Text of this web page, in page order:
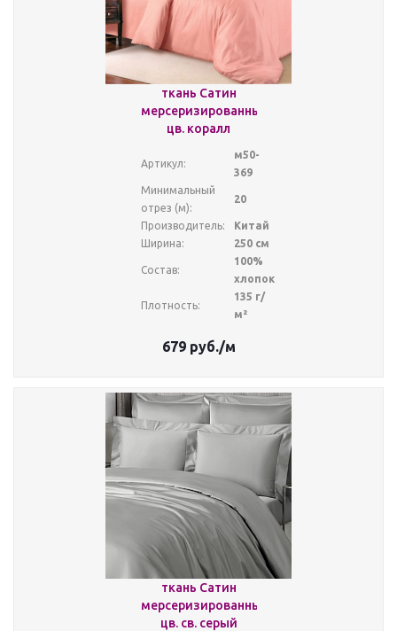
ткань Сатин
мерсеризированный
цв. коралл
Артикул:
м50-
369
Минимальный
отрез (м):
20
Производитель:
Китай
Ширина:
250 см
Состав:
100%
хлопок
Плотность:
135 г/
м²
679руб./м
ткань Сатин
мерсеризированный
цв. св. серый